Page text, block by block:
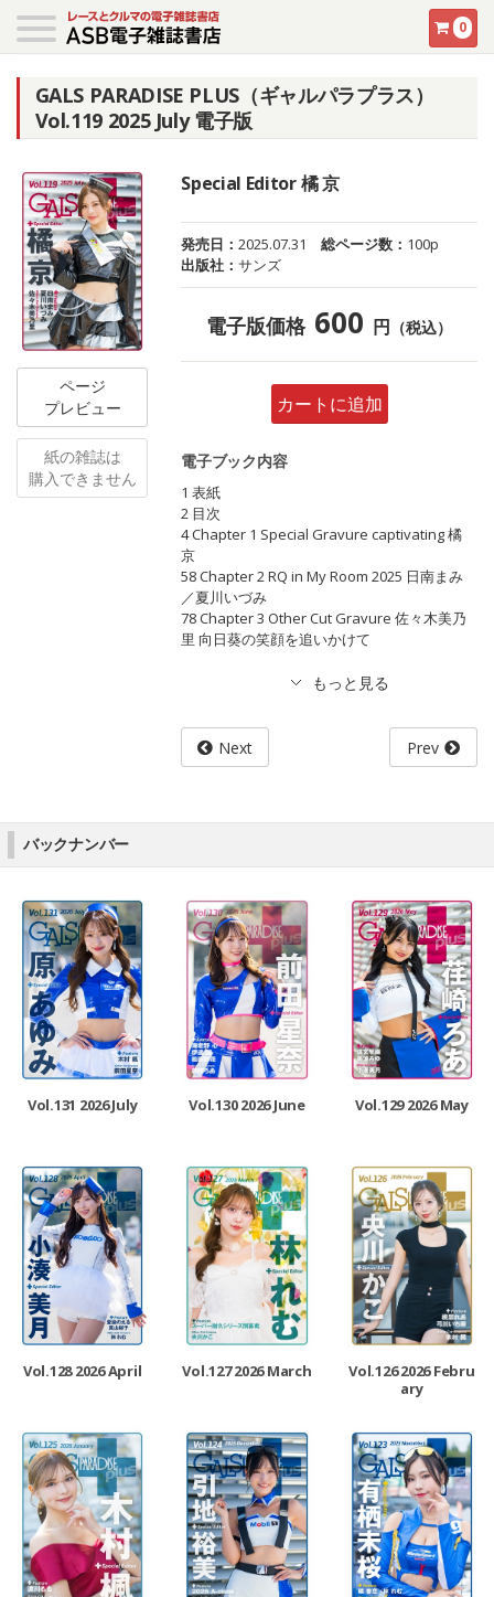
0
GALS PARADISE PLUS（ギャルパラプラス）
Vol.119 2025 July 電子版
ページ
プレビュー
紙の雑誌は
購入できません
Special Editor 橘 京
発売日：2025.07.31 総ページ数： 100p
出版社：サンズ
電子版価格 600 円 （税込）
カートに追加
電子ブック内容
1 表紙
2 目次
4 Chapter 1 Special Gravure captivating 橘
京
58 Chapter 2 RQ in My Room 2025 日南まみ
／夏川いづみ
78 Chapter 3 Other Cut Gravure 佐々木美乃
里 向日葵の笑顔を追いかけて
Next Prev
バックナンバー
Vol.131 2026 July Vol.130 2026 June Vol.129 2026 May
Vol.128 2026 April Vol.127 2026 March
Vol.126 2026 Febru
ary